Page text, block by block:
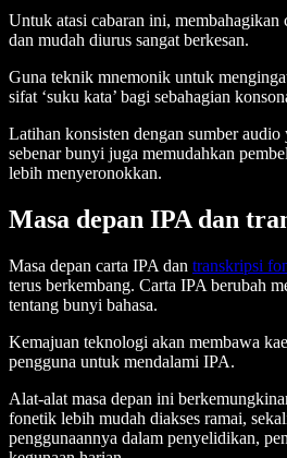
Untuk atasi cabaran ini, membahagikan
dan mudah diurus sangat berkesan.
Guna teknik mnemonik untuk
sifat ‘suku kata’ bagi sebahagian
Latihan konsisten dengan sumber
sebenar bunyi juga memudahkan
lebih menyeronokkan.
Masa depan IPA dan
Masa depan carta IPA dan transkripsi
terus berkembang. Carta IPA berubah
tentang bunyi bahasa.
Kemajuan teknologi akan membawa
pengguna untuk mendalami IPA.
Alat-alat masa depan ini
fonetik lebih mudah diakses ramai,
penggunaannya dalam penyelidikan,